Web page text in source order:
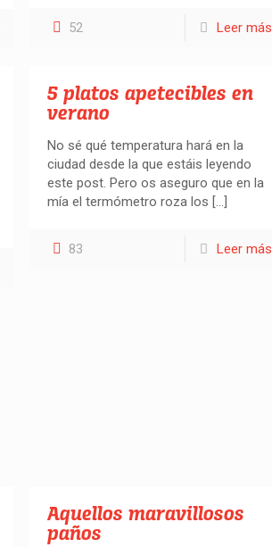
52 Leer más
5 platos apetecibles en
verano
No sé qué temperatura hará en la
ciudad desde la que estáis leyendo
este post. Pero os aseguro que en la
mía el termómetro roza los […]
83 Leer más
Aquellos maravillosos
paños